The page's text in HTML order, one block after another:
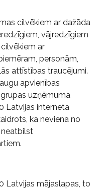
cilvēkiem ar dažāda
vājredzīgiem
ar
personām,
attīstības traucējumi.
apvienības
uzņēmuma
Latvijas interneta
ka neviena no
Latvijas mājaslapas, to